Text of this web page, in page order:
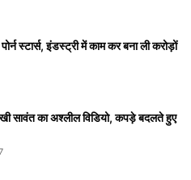
स्टार्स, इंडस्ट्री में काम कर बना ली करोड़ों
सावंत का अश्लील विडियो, कपड़े बदलते हुए